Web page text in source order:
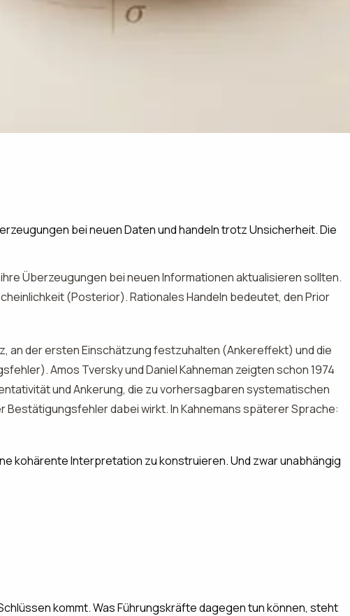
bei neuen Daten und handeln trotz Unsicherheit. Die
Überzeugungen bei neuen Informationen aktualisieren sollten.
(Posterior). Rationales Handeln bedeutet, den Prior
an der ersten Einschätzung festzuhalten (Ankereffekt) und die
Amos Tversky und Daniel Kahneman zeigten schon 1974
und Ankerung, die zu vorhersagbaren systematischen
Bestätigungsfehler dabei wirkt. In Kahnemans späterer Sprache:
kohärente Interpretation zu konstruieren. Und zwar unabhängig
kommt. Was Führungskräfte dagegen tun können, steht